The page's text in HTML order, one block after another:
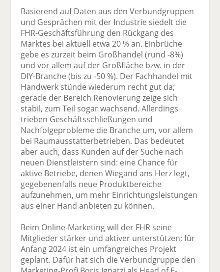
Basierend auf Daten aus den Verbundgruppen
und Gesprächen mit der Industrie siedelt die
FHR-Geschäftsführung den Rückgang des
Marktes bei aktuell etwa 20 % an. Einbrüche
gebe es zurzeit beim Großhandel (rund -8%)
und vor allem auf der Großfläche bzw. in der
DIY-Branche (bis zu -50 %). Der Fachhandel mit
Handwerk stünde wiederum recht gut da;
gerade der Bereich Renovierung zeige sich
stabil, zum Teil sogar wachsend. Allerdings
trieben Geschäftsschließungen und
Nachfolgeprobleme die Branche um, vor allem
bei Raumausstatterbetrieben. Das bedeutet
aber auch, dass Kunden auf der Suche nach
neuen Dienstleistern sind: eine Chance für
aktive Betriebe, denen Wiegand ans Herz legt,
gegebenenfalls neue Produktbereiche
aufzunehmen, um mehr Einrichtungsleistungen
aus einer Hand anbieten zu können.
Beim Online-Marketing will der FHR seine
Mitglieder stärker und aktiver unterstützen; für
Anfang 2024 ist ein umfangreiches Projekt
geplant. Dafür hat sich die Verbundgruppe den